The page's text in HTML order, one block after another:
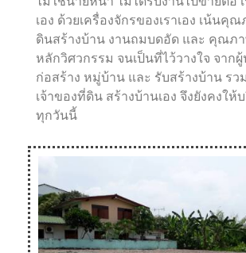
เอง ด้วยเครื่องจักรของเราเอง เน้นคุ
ดินสร้างบ้าน งานถมบดอัด และ คุณภ
หลักวิศวกรรม จนเป็นที่ไว้วางใจ จาก
ก่อสร้าง หมู่บ้าน และ รับสร้างบ้าน รว
เจ้าของที่ดิน สร้างบ้านเอง จึงยังคงให้
ทุกวันนี้